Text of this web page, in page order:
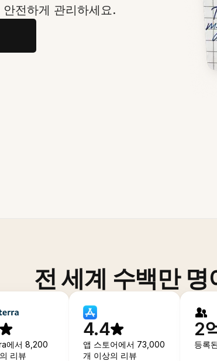
전하게 관리하세요.
전 세계 수백만
에서 8,200
리뷰
4.4
앱 스토어에서 73,000
개 이상의 리뷰
2
등록